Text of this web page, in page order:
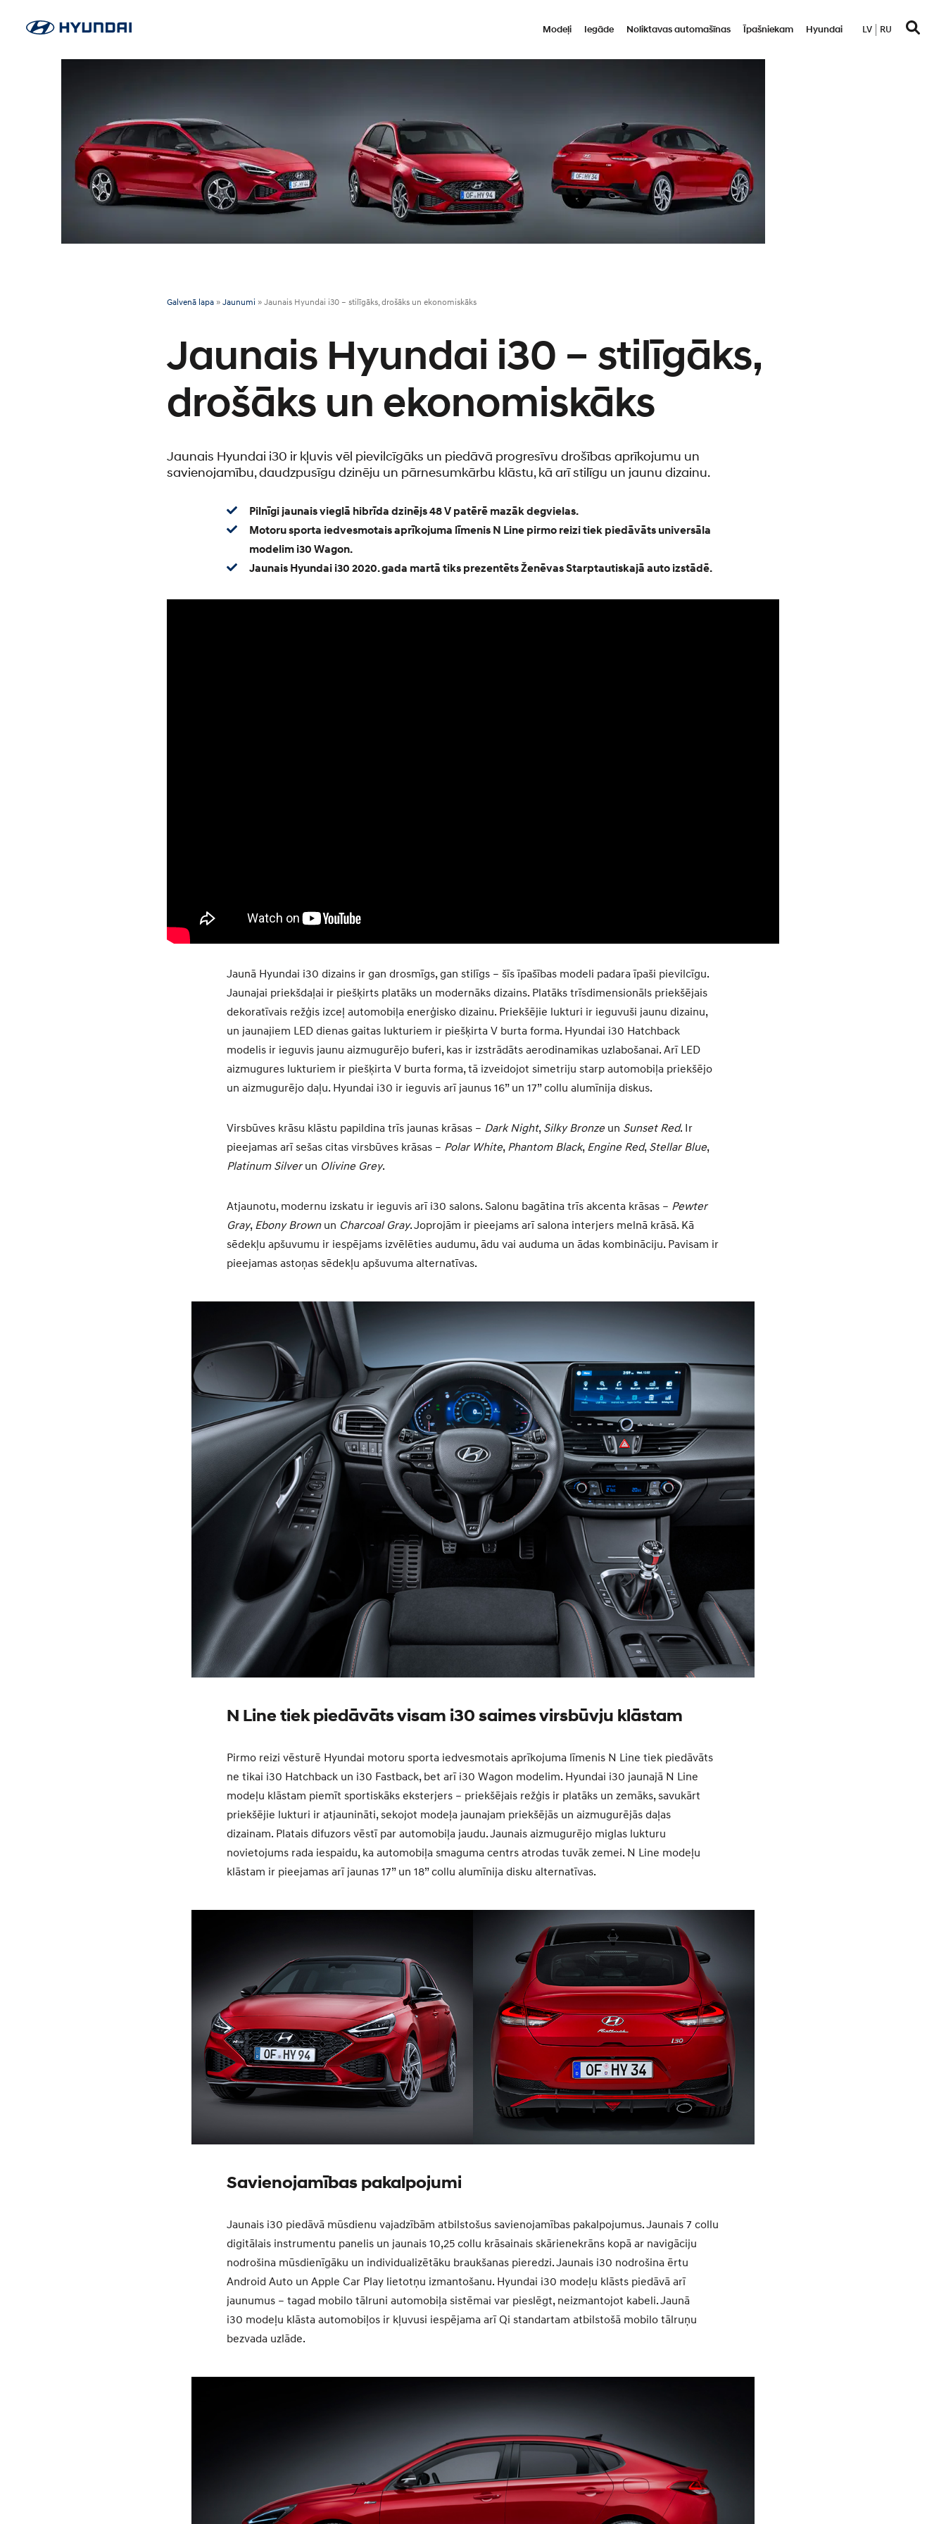
Modeļi Iegāde Noliktavas automašīnas Īpašniekam Hyundai LV RU
Galvenā lapa » Jaunumi » Jaunais Hyundai i30 – stilīgāks, drošāks un ekonomiskāks
Jaunais Hyundai i30 – stilīgāks,
drošāks un ekonomiskāks
Jaunais Hyundai i30 ir kļuvis vēl pievilcīgāks un piedāvā progresīvu drošības aprīkojumu un
savienojamību, daudzpusīgu dzinēju un pārnesumkārbu klāstu, kā arī stilīgu un jaunu dizainu.
Pilnīgi jaunais vieglā hibrīda dzinējs 48 V patērē mazāk degvielas.
Motoru sporta iedvesmotais aprīkojuma līmenis N Line pirmo reizi tiek piedāvāts universāla
modelim i30 Wagon.
Jaunais Hyundai i30 2020. gada martā tiks prezentēts Ženēvas Starptautiskajā auto izstādē.
Jaunā Hyundai i30 dizains ir gan drosmīgs, gan stilīgs – šīs īpašības modeli padara īpaši pievilcīgu.
Jaunajai priekšdaļai ir piešķirts platāks un modernāks dizains. Platāks trīsdimensionāls priekšējais
dekoratīvais režģis izceļ automobiļa enerģisko dizainu. Priekšējie lukturi ir ieguvuši jaunu dizainu,
un jaunajiem LED dienas gaitas lukturiem ir piešķirta V burta forma. Hyundai i30 Hatchback
modelis ir ieguvis jaunu aizmugurējo buferi, kas ir izstrādāts aerodinamikas uzlabošanai. Arī LED
aizmugures lukturiem ir piešķirta V burta forma, tā izveidojot simetriju starp automobiļa priekšējo
un aizmugurējo daļu. Hyundai i30 ir ieguvis arī jaunus 16” un 17” collu alumīnija diskus.
Virsbūves krāsu klāstu papildina trīs jaunas krāsas – Dark Night, Silky Bronze un Sunset Red. Ir
pieejamas arī sešas citas virsbūves krāsas – Polar White, Phantom Black, Engine Red, Stellar Blue,
Platinum Silverun Olivine Grey.
Atjaunotu, modernu izskatu ir ieguvis arī i30 salons. Salonu bagātina trīs akcenta krāsas – Pewter
Gray, Ebony Brownun Charcoal Gray. Joprojām ir pieejams arī salona interjers melnā krāsā. Kā
sēdekļu apšuvumu ir iespējams izvēlēties audumu, ādu vai auduma un ādas kombināciju. Pavisam ir
pieejamas astoņas sēdekļu apšuvuma alternatīvas.
N Line tiek piedāvāts visam i30 saimes virsbūvju klāstam
Pirmo reizi vēsturē Hyundai motoru sporta iedvesmotais aprīkojuma līmenis N Line tiek piedāvāts
ne tikai i30 Hatchback un i30 Fastback, bet arī i30 Wagon modelim. Hyundai i30 jaunajā N Line
modeļu klāstam piemīt sportiskāks eksterjers – priekšējais režģis ir platāks un zemāks, savukārt
priekšējie lukturi ir atjaunināti, sekojot modeļa jaunajam priekšējās un aizmugurējās daļas
dizainam. Platais difuzors vēstī par automobiļa jaudu. Jaunais aizmugurējo miglas lukturu
novietojums rada iespaidu, ka automobiļa smaguma centrs atrodas tuvāk zemei. N Line modeļu
klāstam ir pieejamas arī jaunas 17” un 18” collu alumīnija disku alternatīvas.
Savienojamības pakalpojumi
Jaunais i30 piedāvā mūsdienu vajadzībām atbilstošus savienojamības pakalpojumus. Jaunais 7 collu
digitālais instrumentu panelis un jaunais 10,25 collu krāsainais skārienekrāns kopā ar navigāciju
nodrošina mūsdienīgāku un individualizētāku braukšanas pieredzi. Jaunais i30 nodrošina ērtu
Android Auto un Apple Car Play lietotņu izmantošanu. Hyundai i30 modeļu klāsts piedāvā arī
jaunumus – tagad mobilo tālruni automobiļa sistēmai var pieslēgt, neizmantojot kabeli. Jaunā
i30 modeļu klāsta automobiļos ir kļuvusi iespējama arī Qi standartam atbilstošā mobilo tālruņu
bezvada uzlāde.